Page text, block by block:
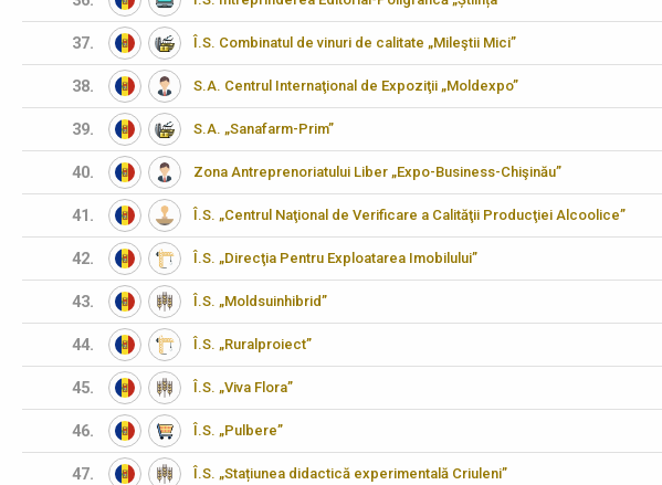
37. Î.S. Combinatul de vinuri de calitate „Mileştii Mici”
38. S.A. Centrul Internaţional de Expoziţii „Moldexpo”
39. S.A. „Sanafarm-Prim”
40. Zona Antreprenoriatului Liber „Expo-Business-Chişinău”
41. Î.S. „Centrul Naţional de Verificare a Calităţii Producţiei Alcoolice”
42. Î.S. „Direcţia Pentru Exploatarea Imobilului”
43. Î.S. „Moldsuinhibrid”
44. Î.S. „Ruralproiect”
45. Î.S. „Viva Flora”
46. Î.S. „Pulbere”
47. Î.S. „Stațiunea didactică experimentală Criuleni”